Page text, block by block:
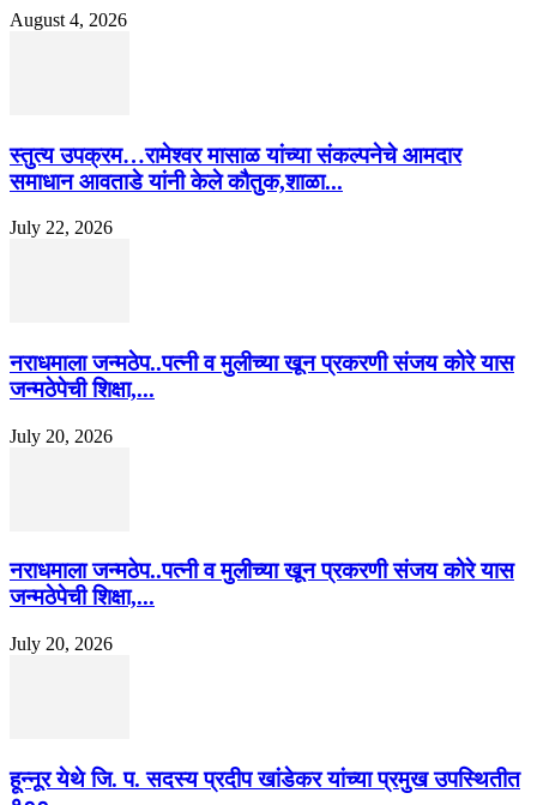
August 4, 2026
स्तुत्य उपक्रम…रामेश्वर मासाळ यांच्या संकल्पनेचे आमदार
समाधान आवताडे यांनी केले कौतुक,शाळा...
July 22, 2026
नराधमाला जन्मठेप..पत्नी व मुलीच्या खून प्रकरणी संजय कोरे यास
जन्मठेपेची शिक्षा,...
July 20, 2026
नराधमाला जन्मठेप..पत्नी व मुलीच्या खून प्रकरणी संजय कोरे यास
जन्मठेपेची शिक्षा,...
July 20, 2026
हून्नूर येथे जि. प. सदस्य प्रदीप खांडेकर यांच्या प्रमुख उपस्थितीत